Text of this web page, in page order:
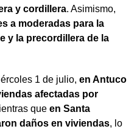
y cordillera. Asimismo,
a moderadas para la
y la precordillera de la
1 de julio, en Antuco
afectadas por
que en Santa
daños en viviendas, lo